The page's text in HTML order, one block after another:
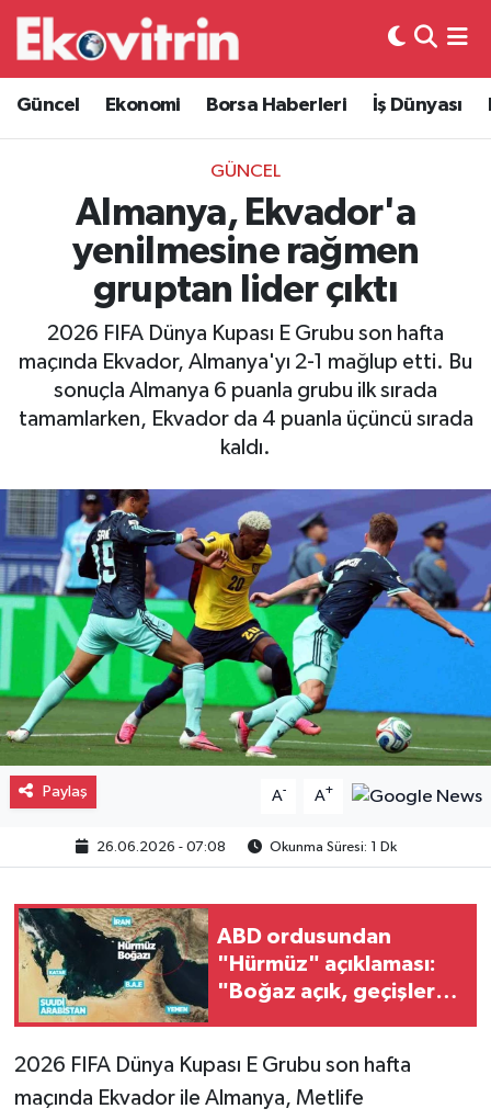
Güncel Ekonomi Borsa Haberleri İş Dünyası
GÜNCEL
Almanya, Ekvador'a
yenilmesine rağmen
gruptan lider çıktı
2026 FIFA Dünya Kupası E Grubu son hafta
maçında Ekvador, Almanya'yı 2-1 mağlup etti. Bu
sonuçla Almanya 6 puanla grubu ilk sırada
tamamlarken, Ekvador da 4 puanla üçüncü sırada
kaldı.
Paylaş A- A+
26.06.2026 - 07:08 Okunma Süresi: 1 Dk
ABD ordusundan
"Hürmüz" açıklaması:
"Boğaz açık, geçişler
2026 FIFA Dünya Kupası E Grubu son hafta
maçında Ekvador ile Almanya, Metlife
Güncel
Ekonomi
Borsa Haberleri
İş Dünyası
Lojistik
Otovitrin
Asayiş
Gayrimenkul
Spor
Eğitim
Hava Durumu
Trafik Durumu
Süper Lig Puan Durumu ve Fikstür
Tüm Manşetler
Son Dakika Haberleri
Haber Arşivi